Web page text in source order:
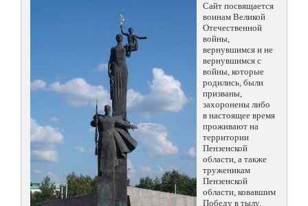
Сайт посвящается
воинам Великой
Отечественной
войны,
вернувшимся и не
вернувшимся с
войны, которые
родились, были
призваны,
захоронены либо
в настоящее время
проживают на
территории
Пензенской
области, а также
труженикам
Пензенской
области, ковавшим
Победу в тылу.